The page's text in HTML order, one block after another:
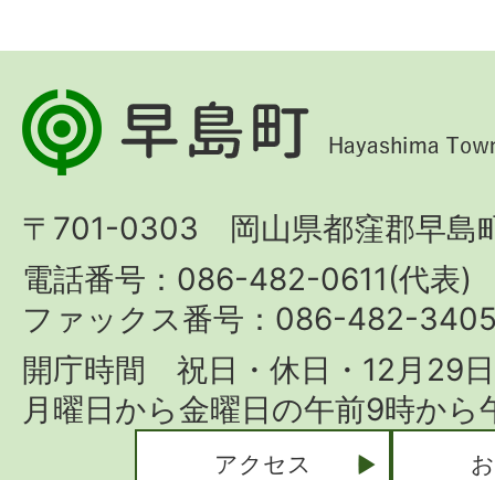
早
島
Hayashima
Town
〒701-0303 岡山県都窪郡早島
電話番号：086-482-0611(代表)
ファックス番号：086-482-
開庁時間 祝日・休日・12月29
月曜日から金曜日の午前9時か
アクセス